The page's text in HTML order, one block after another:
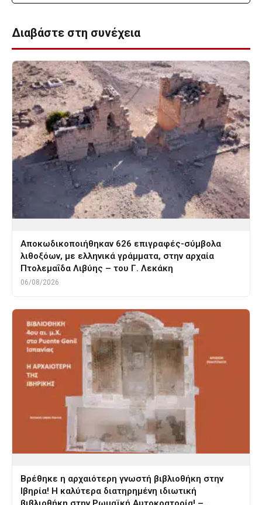
Διαβάστε στη συνέχεια
Αποκωδικοποιήθηκαν 626 επιγραφές-σύμβολα
λιθοξόων, με ελληνικά γράμματα, στην αρχαία
Πτολεμαΐδα Λιβύης – του Γ. Λεκάκη
06/08/2026
Βρέθηκε η αρχαιότερη γνωστή βιβλιοθήκη στην
Ιβηρία! Η καλύτερα διατηρημένη ιδιωτική